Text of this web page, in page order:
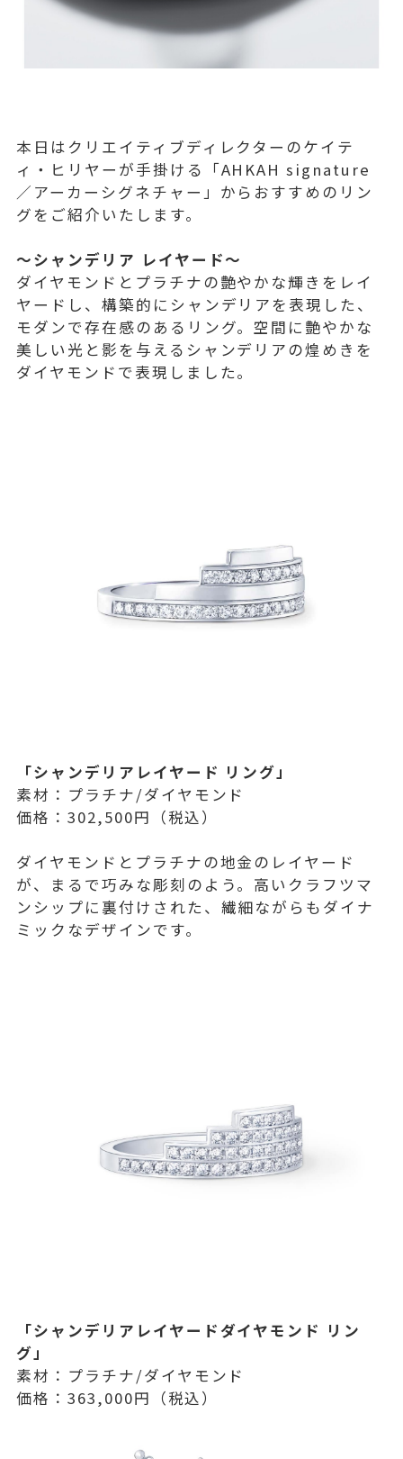
本日はクリエイティブディレクターのケイテ
ィ・ヒリヤーが手掛ける「AHKAH signature
／アーカーシグネチャー」からおすすめのリン
グをご紹介いたします。
～シャンデリア レイヤード～
ダイヤモンドとプラチナの艶やかな輝きをレイ
ヤードし、構築的にシャンデリアを表現した、
モダンで存在感のあるリング。空間に艶やかな
美しい光と影を与えるシャンデリアの煌めきを
ダイヤモンドで表現しました。
「シャンデリアレイヤード リング」
素材：プラチナ/ダイヤモンド
価格：302,500円（税込）
ダイヤモンドとプラチナの地金のレイヤード
が、まるで巧みな彫刻のよう。高いクラフツマ
ンシップに裏付けされた、繊細ながらもダイナ
ミックなデザインです。
「シャンデリアレイヤードダイヤモンド リン
グ」
素材：プラチナ/ダイヤモンド
価格：363,000円（税込）